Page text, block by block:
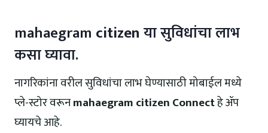
mahaegram citizenया सुविधांचा लाभ
कसा घ्यावा.
नागरिकांना वरील सुविधांचा लाभ घेण्यासाठी मोबाईल मध्ये
प्ले-स्टोर वरूनmahaegram citizen Connectहे ॲप
घ्यायचे आहे.